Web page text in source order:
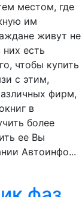
местом, где
им
живут не
есть
чтобы купить
с этим,
фирм,
в
более
ее Вы
Автоинфо...